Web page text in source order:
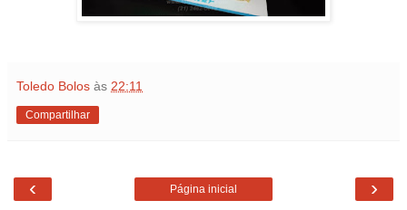
Toledo Bolos às 22:11
Compartilhar
‹ ›
Página inicial